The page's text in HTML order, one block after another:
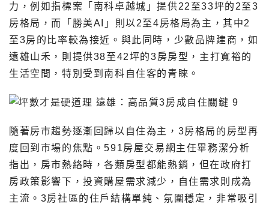
力，例如指標案「南科卓越城」提供22至33坪的2至3
房格局，而「勝美AI」則以2至4房格局為主，其中2
至3房的比率較為接近。與此同時，少數品牌建商，如
遠雄山禾，則提供38至42坪的3房房型，主打寬裕的
生活空間，特別受到南科自住客的青睞。
隨著房市趨勢逐漸回歸以自住為主，3房格局的房型再
度回到市場的焦點。591房屋交易網主任畢務潔分析
指出，房市熱絡時，各類房型都能熱銷，但在政府打
房政策影響下，投資購屋需求減少，自住需求則成為
主流。3房社區的住戶結構單純、氛圍穩定，非常吸引